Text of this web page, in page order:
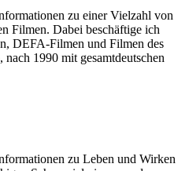
zu einer Vielzahl von
Filmen. Dabei beschäftige ich
DEFA-Filmen und Filmen des
1990 mit gesamtdeutschen
zu Leben und Wirken